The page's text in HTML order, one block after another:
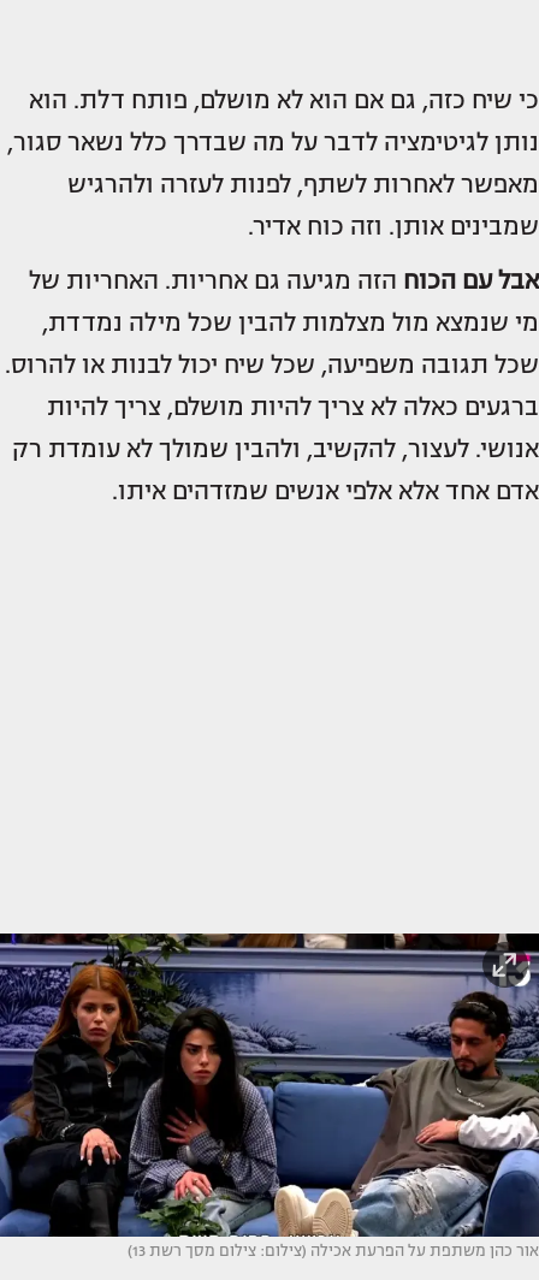
כי שיח כזה, גם אם הוא לא מושלם, פותח דלת. הוא
נותן לגיטימציה לדבר על מה שבדרך כלל נשאר סגור,
מאפשר לאחרות לשתף, לפנות לעזרה ולהרגיש
שמבינים אותן. וזה כוח אדיר.
אבל עם הכוח הזה מגיעה גם אחריות. האחריות של
מי שנמצא מול מצלמות להבין שכל מילה נמדדת,
שכל תגובה משפיעה, שכל שיח יכול לבנות או להרוס.
ברגעים כאלה לא צריך להיות מושלם, צריך להיות
אנושי. לעצור, להקשיב, ולהבין שמולך לא עומדת רק
אדם אחד אלא אלפי אנשים שמזדהים איתו.
אור כהן משתפת על הפרעת אכילה (צילום: צילום מסך רשת 13)